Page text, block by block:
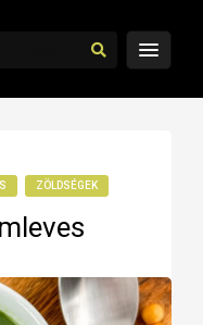
ZÖLDSÉGEK